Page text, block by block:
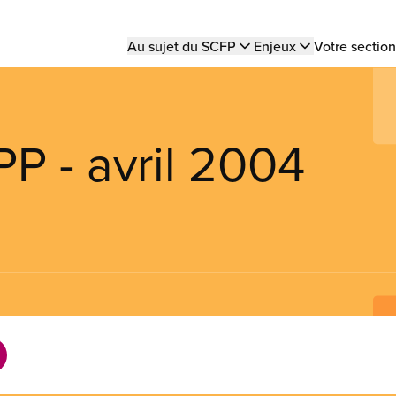
Main
Au sujet du SCFP Enjeux Votre
- avril 2004